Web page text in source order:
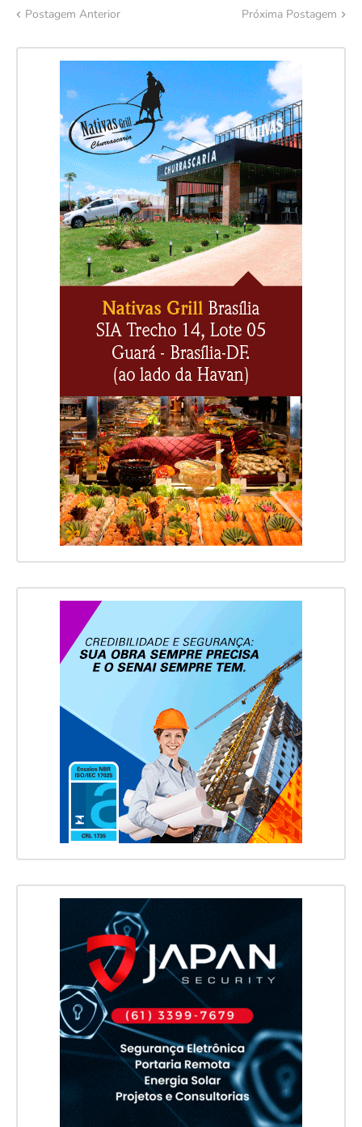
Postagem Anterior Próxima Postagem